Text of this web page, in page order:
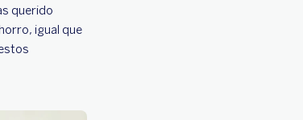
querido
igual que